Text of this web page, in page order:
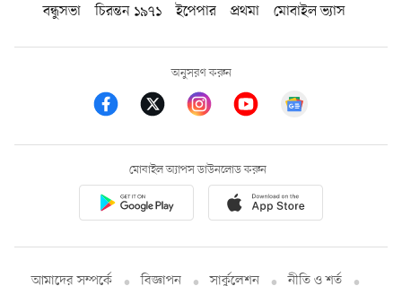
বন্ধুসভা
চিরন্তন ১৯৭১ ইপেপার প্রথমা মোবাইল ভ্যাস
অনুসরণ করুন
মোবাইল অ্যাপস ডাউনলোড করুন
আমাদের সম্পর্কে বিজ্ঞাপন সার্কুলেশন নীতি ও শর্ত